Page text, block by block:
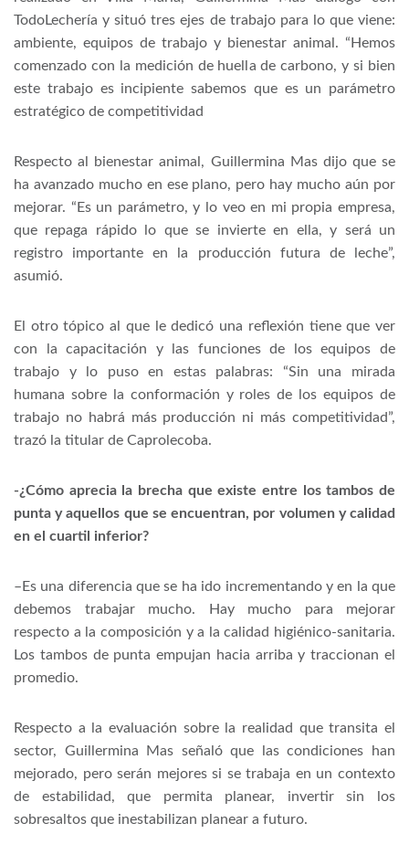
TodoLechería y situó tres ejes de trabajo para lo que viene:
ambiente, equipos de trabajo y bienestar animal. “Hemos
comenzado con la medición de huella de carbono, y si bien
este trabajo es incipiente sabemos que es un parámetro
estratégico de competitividad
Respecto al bienestar animal, Guillermina Mas dijo que se
ha avanzado mucho en ese plano, pero hay mucho aún por
mejorar. “Es un parámetro, y lo veo en mi propia empresa,
que repaga rápido lo que se invierte en ella, y será un
registro importante en la producción futura de leche”,
asumió.
El otro tópico al que le dedicó una reflexión tiene que ver
con la capacitación y las funciones de los equipos de
trabajo y lo puso en estas palabras: “Sin una mirada
humana sobre la conformación y roles de los equipos de
trabajo no habrá más producción ni más competitividad”,
trazó la titular de Caprolecoba.
-¿Cómo aprecia la brecha que existe entre los tambos de
punta y aquellos que se encuentran, por volumen y calidad
en el cuartil inferior?
–Es una diferencia que se ha ido incrementando y en la que
debemos trabajar mucho. Hay mucho para mejorar
respecto a la composición y a la calidad higiénico-sanitaria.
Los tambos de punta empujan hacia arriba y traccionan el
promedio.
Respecto a la evaluación sobre la realidad que transita el
sector, Guillermina Mas señaló que las condiciones han
mejorado, pero serán mejores si se trabaja en un contexto
de estabilidad, que permita planear, invertir sin los
sobresaltos que inestabilizan planear a futuro.